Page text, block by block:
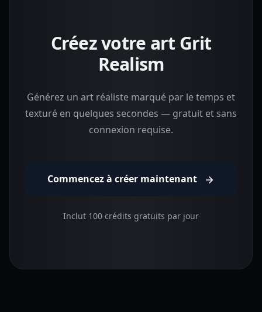
Créez votre art Grit
Realism
Générez un art réaliste marqué par le temps et
texturé en quelques secondes — gratuit et sans
connexion requise.
Commencez à créer maintenant
Inclut 100 crédits gratuits par jour